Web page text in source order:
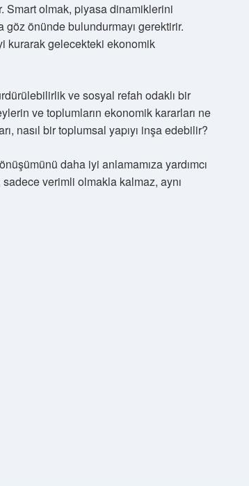
Smart olmak, piyasa dinamiklerini
göz önünde bulundurmayı gerektirir.
kurarak gelecekteki ekonomik
ve sosyal refah odaklı bir
ve toplumların ekonomik kararları ne
nasıl bir toplumsal yapıyı inşa edebilir?
daha iyi anlamamıza yardımcı
sadece verimli olmakla kalmaz, aynı